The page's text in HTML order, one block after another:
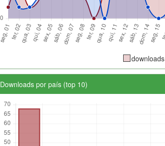
downloads
Downloads por país (top 10)